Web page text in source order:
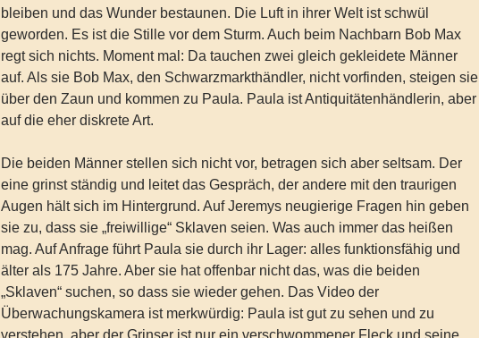
bleiben und das Wunder bestaunen. Die Luft in ihrer Welt ist schwül
geworden. Es ist die Stille vor dem Sturm. Auch beim Nachbarn Bob Max
regt sich nichts. Moment mal: Da tauchen zwei gleich gekleidete Männer
auf. Als sie Bob Max, den Schwarzmarkthändler, nicht vorfinden, steigen sie
über den Zaun und kommen zu Paula. Paula ist Antiquitätenhändlerin, aber
auf die eher diskrete Art.
Die beiden Männer stellen sich nicht vor, betragen sich aber seltsam. Der
eine grinst ständig und leitet das Gespräch, der andere mit den traurigen
Augen hält sich im Hintergrund. Auf Jeremys neugierige Fragen hin geben
sie zu, dass sie „freiwillige“ Sklaven seien. Was auch immer das heißen
mag. Auf Anfrage führt Paula sie durch ihr Lager: alles funktionsfähig und
älter als 175 Jahre. Aber sie hat offenbar nicht das, was die beiden
„Sklaven“ suchen, so dass sie wieder gehen. Das Video der
Überwachungskamera ist merkwürdig: Paula ist gut zu sehen und zu
verstehen, aber der Grinser ist nur ein verschwommener Fleck und seine